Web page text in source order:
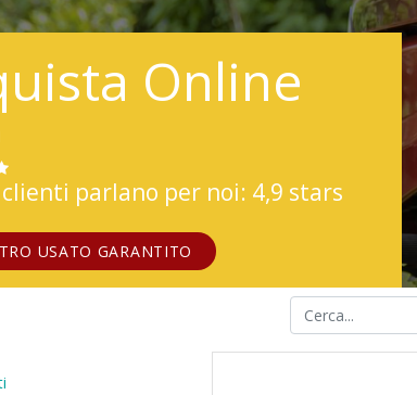
Online
parlano per noi: 4,9 stars
USATO GARANTITO